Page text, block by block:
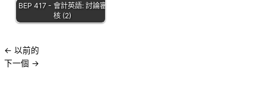
BEP 417 - 會計英語: 討論審
核 (2)
← 以前的
下一個 →